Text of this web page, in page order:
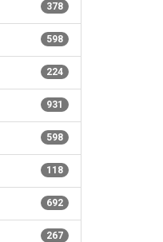
378
598
224
931
598
118
692
267